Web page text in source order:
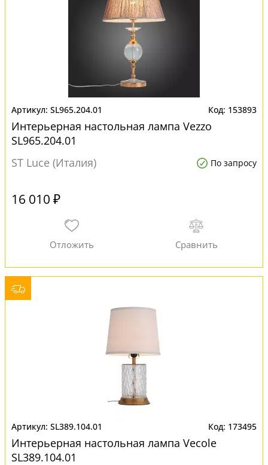
SL965.204.01 153893
Интерьерная настольная лампа Vezzo
SL965.204.01
ST Luce (Италия)
По запросу
16 010 ₽
SL389.104.01 173495
Интерьерная настольная лампа Vecolе
SL389.104.01